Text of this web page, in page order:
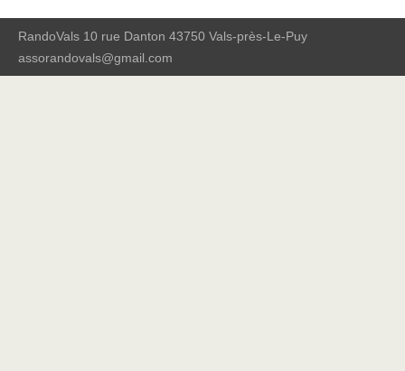
RandoVals 10 rue Danton 43750 Vals-près-Le-Puy
assorandovals@gmail.com